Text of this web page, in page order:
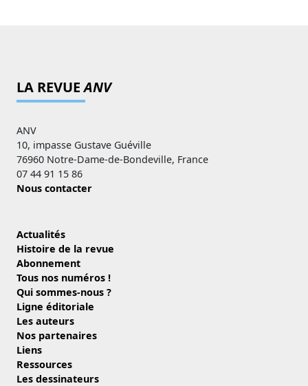
LA REVUEANV
ANV
10, impasse Gustave Guéville
76960 Notre-Dame-de-Bondeville, France
07 44 91 15 86
Nous contacter
Actualités
Histoire de la revue
Abonnement
Tous nos numéros !
Qui sommes-nous ?
Ligne éditoriale
Les auteurs
Nos partenaires
Liens
Ressources
Les dessinateurs